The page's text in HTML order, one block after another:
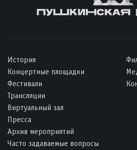
История
Концертные площадки
Фестивали
Трансляции
Виртуальный зал
Пресса
Архив мероприятий
Часто задаваемые вопросы